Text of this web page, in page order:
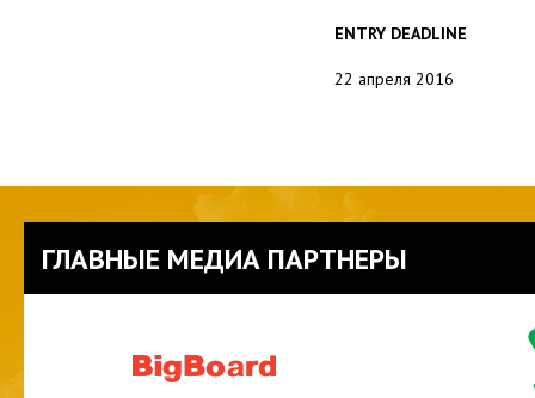
ENTRY DEADLINE
22 апреля 2016
ГЛАВНЫЕ МЕДИА ПАРТНЕРЫ